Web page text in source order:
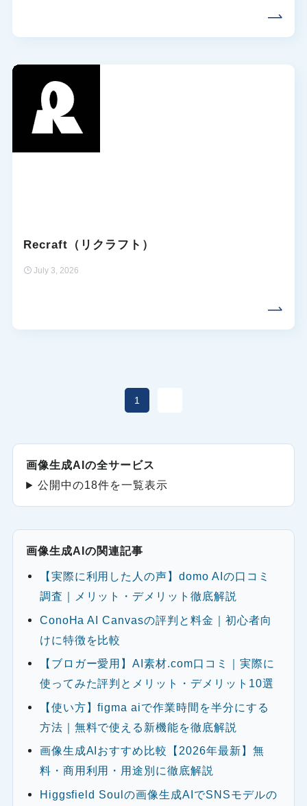
Recraft（リクラフト）
July 3, 2026
1
画像生成AIの全サービス
公開中の18件を一覧表示
画像生成AIの関連記事
【実際に利用した人の声】domo AIの口コミ
調査｜メリット・デメリット徹底解説
ConoHa AI Canvasの評判と料金｜初心者向
けに特徴を比較
【ブロガー愛用】AI素材.com口コミ｜実際に
使ってみた評判とメリット・デメリット10選
【使い方】figma aiで作業時間を半分にする
方法｜無料で使える新機能を徹底解説
画像生成AIおすすめ比較【2026年最新】無
料・商用利用・用途別に徹底解説
Higgsfield Soulの画像生成AIでSNSモデルの